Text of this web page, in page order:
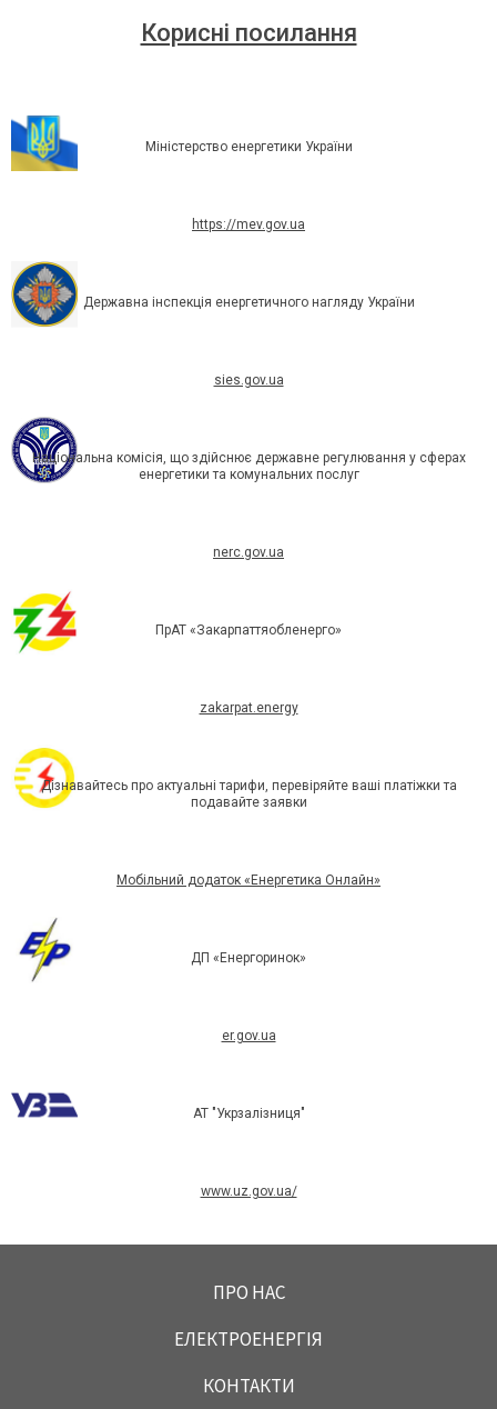
Корисні посилання
Міністерство енергетики України
https://mev.gov.ua
Державна інспекція енергетичного нагляду України
sies.gov.ua
Національна комісія, що здійснює державне регулювання у сферах
енергетики та комунальних послуг
nerc.gov.ua
ПрАТ «Закарпаттяобленерго»
zakarpat.energy
Дізнавайтесь про актуальні тарифи, перевіряйте ваші платіжки та
подавайте заявки
Мобільний додаток «Енергетика Онлайн»
ДП «Енергоринок»
er.gov.ua
АТ "Укрзалізниця"
www.uz.gov.ua/
ПРО НАС
ЕЛЕКТРОЕНЕРГІЯ
КОНТАКТИ